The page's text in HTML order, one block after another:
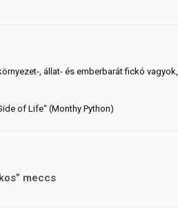
, állat- és emberbarát fickó
of Life“ (Monthy Python)
meccs